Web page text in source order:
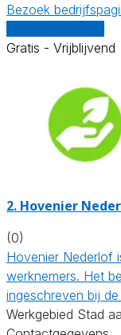
Bezoek
Gratis - Vrijblijvend
2. Hovenier
(0)
Hovenier Nederlof
werknemers. Het
ingeschreven bij
Werkgebied Stad